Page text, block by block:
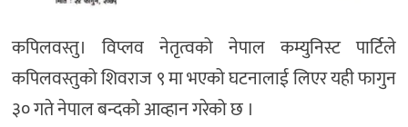
कपिलवस्तु। विप्लव नेतृत्वको नेपाल कम्युनिस्ट पार्टिले
कपिलवस्तुको शिवराज ९ मा भएको घटनालाई लिएर यही फागुन
३० गते नेपाल बन्दको आव्हान गरेको छ ।